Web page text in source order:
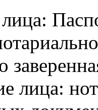
лица: